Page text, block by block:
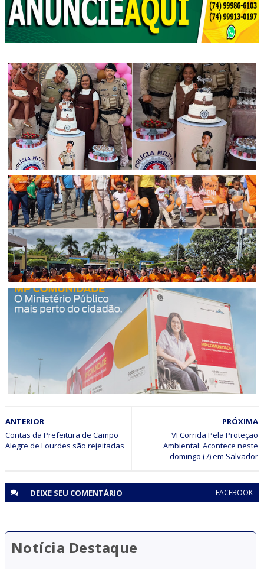
CIDADANIA
Polícia Militar participa de aniversário infantil em Senhor
do Bonfim (BA)
CIDADANIA
Jaguarari mobilizou população para Caminhada Faça
Bonito em defesa de crianças e adolescentes
MPBA presta atendimentos gratuitos às populações de
Andorinha, Esplanada e Biritinga
PRÓXIMA
VI Corrida Pela Proteção
Ambiental: Acontece neste
domingo (7) em Salvador
ANTERIOR
Contas da Prefeitura de Campo
DEIXE SEU COMENTÁRIO FACEBOOK
Notícia Destaque